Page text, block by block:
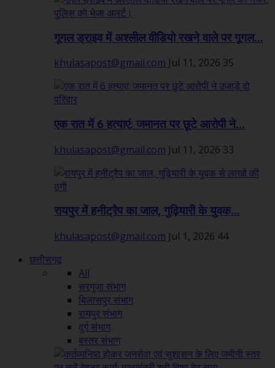
गूगल ड्राइव में अश्लील वीडियो रखने वाले पर गूगल...
khulasapost@gmail.com Jul 11, 2026 35
एक रात में 6 हत्याएं: जमानत पर छूटे आरोपी ने...
khulasapost@gmail.com Jul 11, 2026 33
रायपुर में हनीट्रैप का जाल, गुढ़ियारी के युवक...
khulasapost@gmail.com Jul 1, 2026 44
छत्तीसगढ़
All
सरगुजा संभाग
बिलासपुर संभाग
रायपुर संभाग
दुर्ग संभाग
बस्तर संभाग